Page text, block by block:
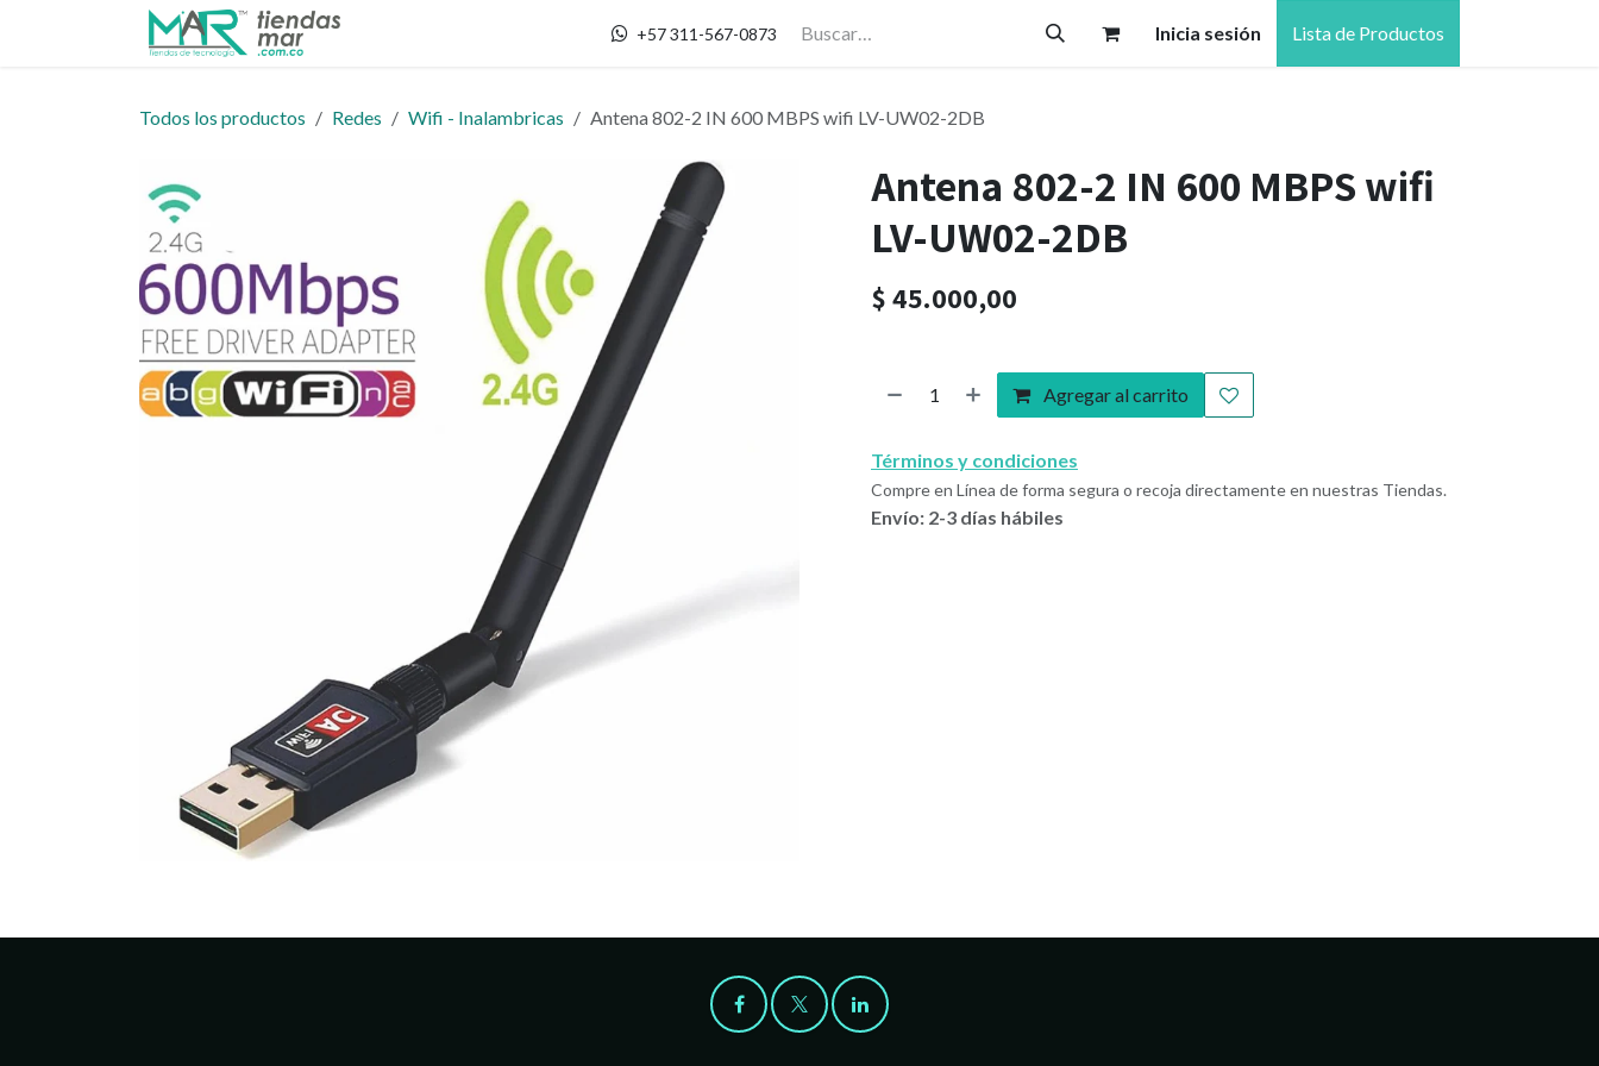
Contáctanos +57 311-567-0873 Inicia sesión Lista de Productos
Todos los productos Redes Wifi - Inalambricas Antena 802-2 IN 600 MBPS wifi LV-UW02-2DB
Antena 802-2 IN 600 MBPS wifi
LV-UW02-2DB
$45.000,00
Agregar al carrito
Términos y condiciones
Compre en Línea de forma segura o recoja directamente en nuestras Tiendas.
Envío: 2-3 días hábiles